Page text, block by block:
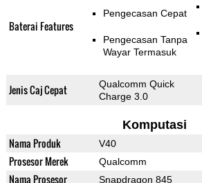
Baterai Features
Pengecasan Cepat
Pengecasan Tanpa
Wayar Termasuk
Jenis Caj Cepat
Qualcomm Quick
Charge 3.0
Komputasi
Nama Produk V40
Prosesor Merek Qualcomm
Nama Prosesor Snapdragon 845